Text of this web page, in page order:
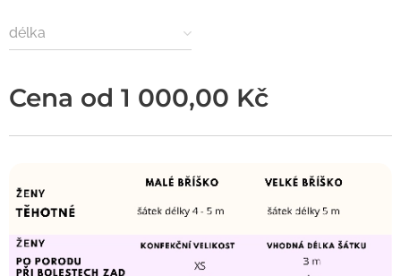
délka
Cena od 1 000,00 Kč